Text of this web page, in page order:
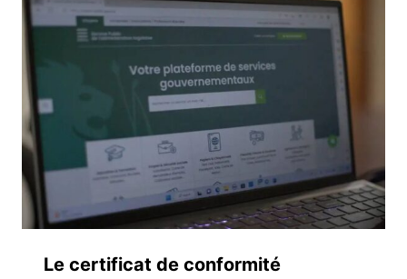
Le certificat de conformité